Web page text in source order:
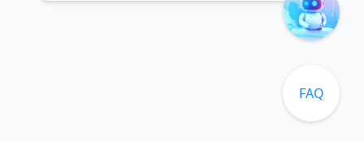
FAQ